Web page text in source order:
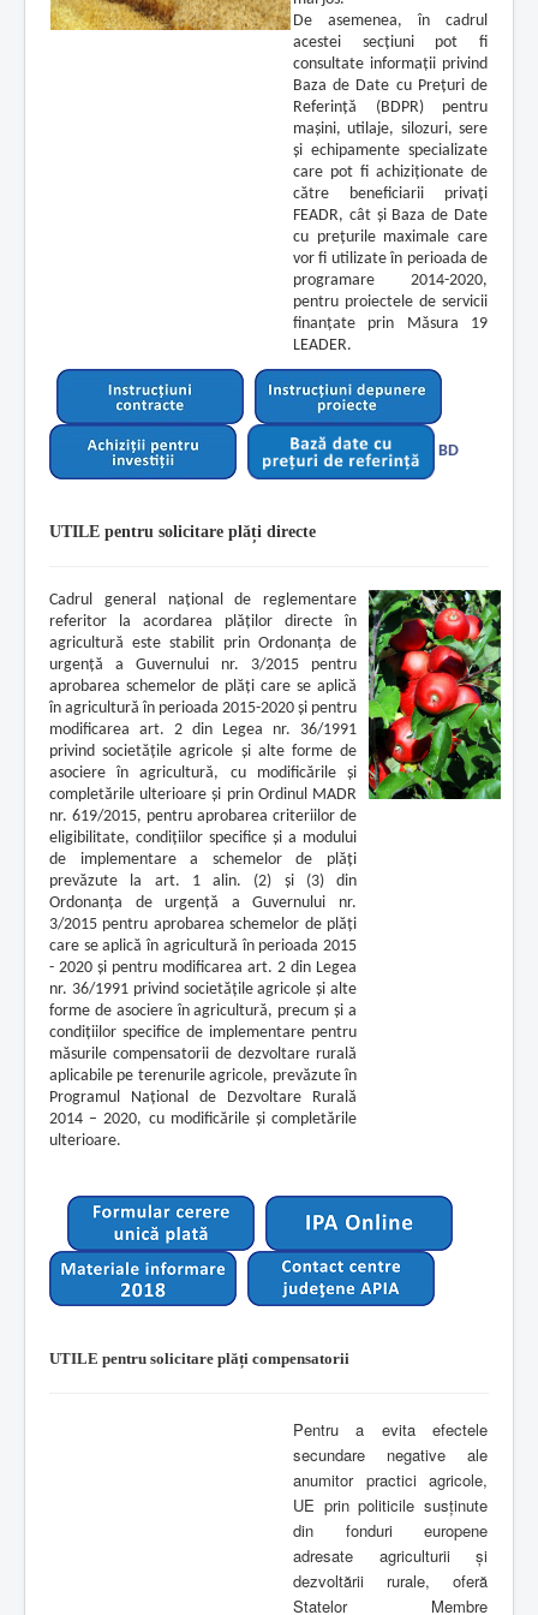
De asemenea, în cadrul
acestei secțiuni pot fi
consultate informații privind
Baza de Date cu Prețuri de
Referință (BDPR) pentru
mașini, utilaje, silozuri, sere
și echipamente specializate
care pot fi achiziționate de
către beneficiarii privați
FEADR, cât și Baza de Date
cu prețurile maximale care
vor fi utilizate în perioada de
programare 2014-2020,
pentru proiectele de servicii
finanțate prin Măsura 19
LEADER.
BD
UTILE pentru solicitare plăți directe
Cadrul general naţional de reglementare
referitor la acordarea plăţilor directe în
agricultură este stabilit prin Ordonanţa de
urgenţă a Guvernului nr. 3/2015 pentru
aprobarea schemelor de plăţi care se aplică
în agricultură în perioada 2015-2020 şi pentru
modificarea art. 2 din Legea nr. 36/1991
privind societăţile agricole şi alte forme de
asociere în agricultură, cu modificările şi
completările ulterioare şi prin Ordinul MADR
nr. 619/2015, pentru aprobarea criteriilor de
eligibilitate, condiţiilor specifice şi a modului
de implementare a schemelor de plăţi
prevăzute la art. 1 alin. (2) şi (3) din
Ordonanţa de urgenţă a Guvernului nr.
3/2015 pentru aprobarea schemelor de plăţi
care se aplică în agricultură în perioada 2015
- 2020 şi pentru modificarea art. 2 din Legea
nr. 36/1991 privind societăţile agricole şi alte
forme de asociere în agricultură, precum şi a
condiţiilor specifice de implementare pentru
măsurile compensatorii de dezvoltare rurală
aplicabile pe terenurile agricole, prevăzute în
Programul Naţional de Dezvoltare Rurală
2014 – 2020, cu modificările şi completările
ulterioare.
UTILE pentru solicitare plăți compensatorii
Pentru a evita efectele
secundare negative ale
anumitor practici agricole,
UE prin politicile susținute
din fonduri europene
adresate agriculturii și
dezvoltării rurale, oferă
Statelor Membre